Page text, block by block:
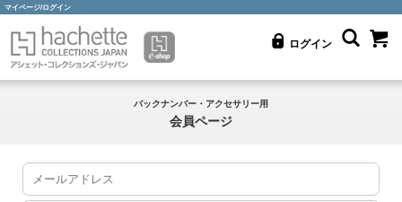
マイページ/ログイン
ログイン
バックナンバー・アクセサリー用
会員ページ